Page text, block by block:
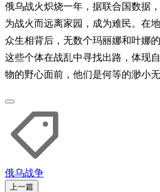
俄乌战火炽烧一年，据联合国数据
为战火而远离家园，成为难民。在
众生相背后，无数个玛丽娜和叶娜
这些个体在战乱中寻找出路，体现
物的野心面前，他们是何等的渺小无
俄乌战争
上一篇